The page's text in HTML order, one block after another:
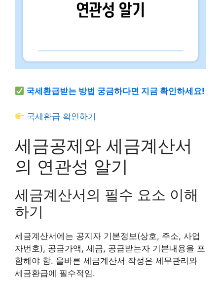
국세환급받는 방법 궁금하다면 지금 확인하세요!
국세환급 확인하기
세금공제와 세금계산서
의 연관성 알기
세금계산서의 필수 요소 이해
하기
세금계산서에는 공지자 기본정보(상호, 주소, 사업
자번호), 공급가액, 세금, 공급받는자 기본내용을 포
함해야 함. 올바른 세금계산서 작성은 세무관리와
세금환급에 필수적임.